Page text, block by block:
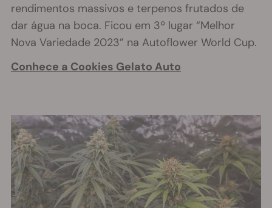
rendimentos massivos e terpenos frutados de
dar água na boca. Ficou em 3º lugar “Melhor
Nova Variedade 2023” na Autoflower World Cup.
Conhece a Cookies Gelato Auto